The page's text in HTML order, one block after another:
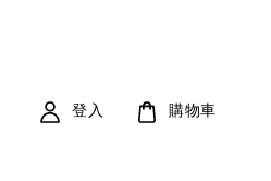
登入 購物車